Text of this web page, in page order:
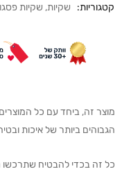
קטגוריות:
שקיות, שקיות
מוצר זה, ביחד עם כל
הגבוהים ביותר של איכות
כל זה בכדי להבטיח שתרכשו